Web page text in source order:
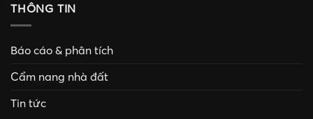
THÔNG TIN
Báo cáo & phân tích
Cẩm nang nhà đất
Tin tức